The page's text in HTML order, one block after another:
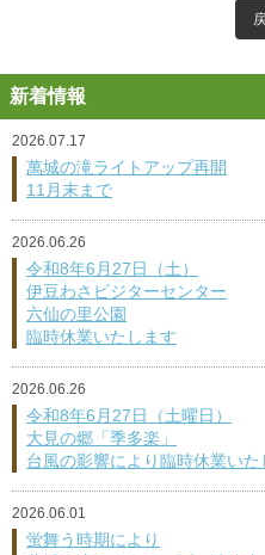
新着情報
2026.07.17
萬城の滝ライトアップ再開
11月末まで
2026.06.26
令和8年6月27日（土）
伊豆わさビジターセンター
六仙の里公園
臨時休業いたします
2026.06.26
令和8年6月27日（土曜日）
大見の郷「季多楽」
台風の影響により臨時休業いた
2026.06.01
蛍舞う時期により